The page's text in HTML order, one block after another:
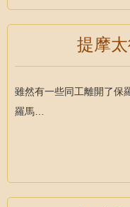
提摩
雖然有一些同工離開了保
羅馬…